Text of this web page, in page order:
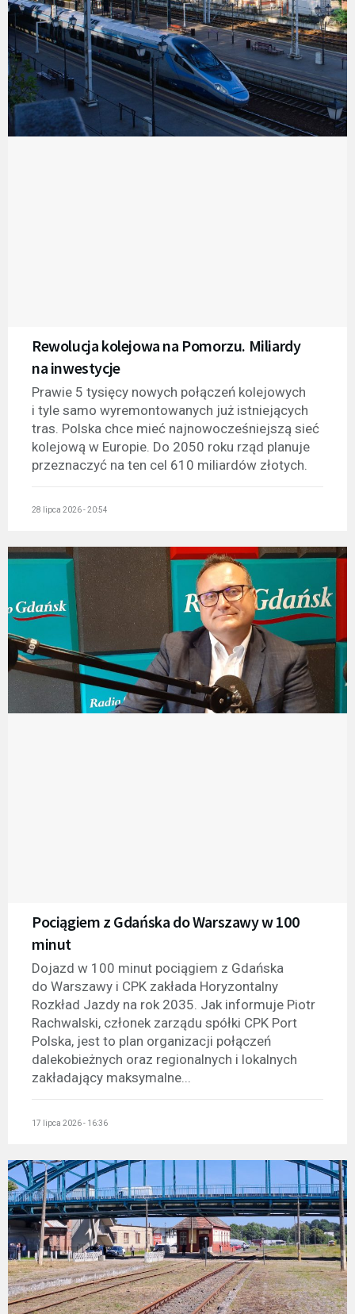
Rewolucja kolejowa na Pomorzu. Miliardy
na inwestycje
Prawie 5 tysięcy nowych połączeń kolejowych
i tyle samo wyremontowanych już istniejących
tras. Polska chce mieć najnowocześniejszą sieć
kolejową w Europie. Do 2050 roku rząd planuje
przeznaczyć na ten cel 610 miliardów złotych.
28 lipca 2026 - 20:54
Pociągiem z Gdańska do Warszawy w 100
minut
Dojazd w 100 minut pociągiem z Gdańska
do Warszawy i CPK zakłada Horyzontalny
Rozkład Jazdy na rok 2035. Jak informuje Piotr
Rachwalski, członek zarządu spółki CPK Port
Polska, jest to plan organizacji połączeń
dalekobieżnych oraz regionalnych i lokalnych
zakładający maksymalne...
17 lipca 2026 - 16:36